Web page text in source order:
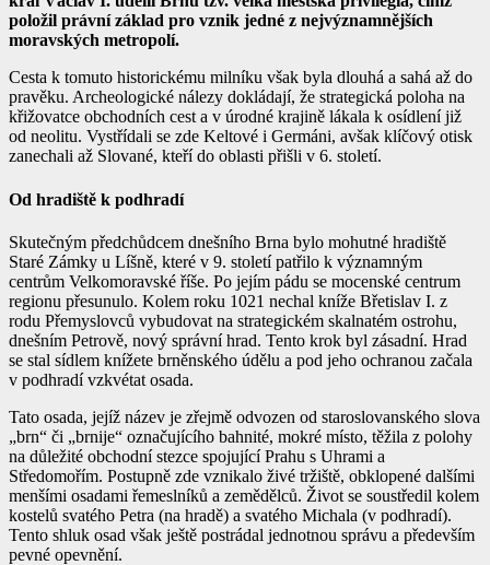
položil právní základ pro vznik jedné z nejvýznamnějších
moravských metropolí.
Cesta k tomuto historickému milníku však byla dlouhá a sahá až do
pravěku. Archeologické nálezy dokládají, že strategická poloha na
křižovatce obchodních cest a v úrodné krajině lákala k osídlení již
od neolitu. Vystřídali se zde Keltové i Germáni, avšak klíčový otisk
zanechali až Slované, kteří do oblasti přišli v 6. století.
Od hradiště k podhradí
Skutečným předchůdcem dnešního Brna bylo mohutné hradiště
Staré Zámky u Líšně, které v 9. století patřilo k významným
centrům Velkomoravské říše. Po jejím pádu se mocenské centrum
regionu přesunulo. Kolem roku 1021 nechal kníže Břetislav I. z
rodu Přemyslovců vybudovat na strategickém skalnatém ostrohu,
dnešním Petrově, nový správní hrad. Tento krok byl zásadní. Hrad
se stal sídlem knížete brněnského údělu a pod jeho ochranou začala
v podhradí vzkvétat osada.
Tato osada, jejíž název je zřejmě odvozen od staroslovanského slova
„brn“ či „brnije“ označujícího bahnité, mokré místo, těžila z polohy
na důležité obchodní stezce spojující Prahu s Uhrami a
Středomořím. Postupně zde vznikalo živé tržiště, obklopené dalšími
menšími osadami řemeslníků a zemědělců. Život se soustředil kolem
kostelů svatého Petra (na hradě) a svatého Michala (v podhradí).
Tento shluk osad však ještě postrádal jednotnou správu a především
pevné opevnění.